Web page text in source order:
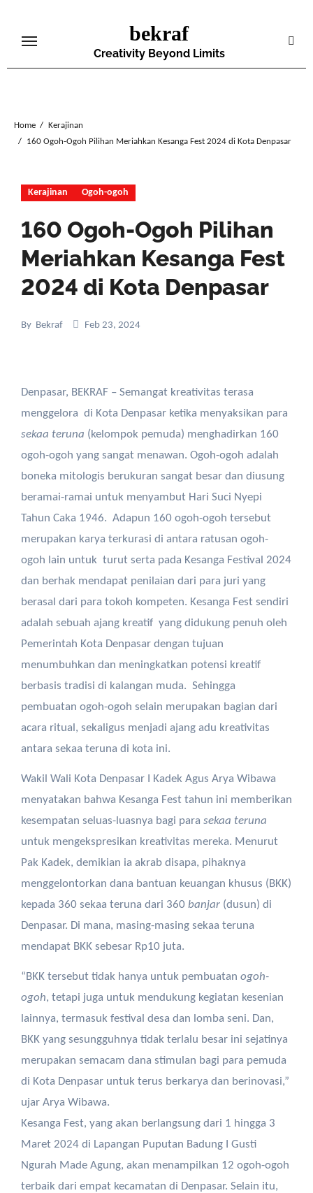
content
bekraf
Creativity Beyond Limits
Home
Kerajinan
160 Ogoh-Ogoh Pilihan Meriahkan Kesanga Fest 2024 di Kota Denpasar
Kerajinan Ogoh-ogoh
160 Ogoh-Ogoh Pilihan
Meriahkan Kesanga Fest
2024 di Kota Denpasar
By Bekraf Feb 23, 2024
Denpasar, BEKRAF – Semangat kreativitas terasa
menggelora di Kota Denpasar ketika menyaksikan para
sekaa teruna (kelompok pemuda) menghadirkan 160
ogoh-ogoh yang sangat menawan. Ogoh-ogoh adalah
boneka mitologis berukuran sangat besar dan diusung
beramai-ramai untuk menyambut Hari Suci Nyepi
Tahun Caka 1946. Adapun 160 ogoh-ogoh tersebut
merupakan karya terkurasi di antara ratusan ogoh-
ogoh lain untuk turut serta pada Kesanga Festival 2024
dan berhak mendapat penilaian dari para juri yang
berasal dari para tokoh kompeten. Kesanga Fest sendiri
adalah sebuah ajang kreatif yang didukung penuh oleh
Pemerintah Kota Denpasar dengan tujuan
menumbuhkan dan meningkatkan potensi kreatif
berbasis tradisi di kalangan muda. Sehingga
pembuatan ogoh-ogoh selain merupakan bagian dari
acara ritual, sekaligus menjadi ajang adu kreativitas
antara sekaa teruna di kota ini.
Wakil Wali Kota Denpasar I Kadek Agus Arya Wibawa
menyatakan bahwa Kesanga Fest tahun ini memberikan
kesempatan seluas-luasnya bagi para sekaa teruna
untuk mengekspresikan kreativitas mereka. Menurut
Pak Kadek, demikian ia akrab disapa, pihaknya
menggelontorkan dana bantuan keuangan khusus (BKK)
kepada 360 sekaa teruna dari 360 banjar(dusun) di
Denpasar. Di mana, masing-masing sekaa teruna
mendapat BKK sebesar Rp10 juta.
“BKK tersebut tidak hanya untuk pembuatan ogoh-
ogoh, tetapi juga untuk mendukung kegiatan kesenian
lainnya, termasuk festival desa dan lomba seni. Dan,
BKK yang sesungguhnya tidak terlalu besar ini sejatinya
merupakan semacam dana stimulan bagi para pemuda
di Kota Denpasar untuk terus berkarya dan berinovasi,”
ujar Arya Wibawa.
Kesanga Fest, yang akan berlangsung dari 1 hingga 3
Maret 2024 di Lapangan Puputan Badung I Gusti
Ngurah Made Agung, akan menampilkan 12 ogoh-ogoh
terbaik dari empat kecamatan di Denpasar. Selain itu,